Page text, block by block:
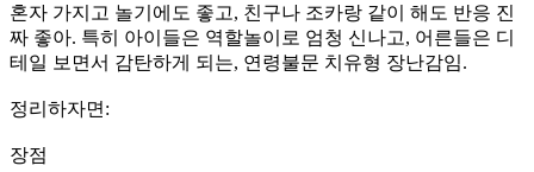
혼자 가지고 놀기에도 좋고, 친구나 조카랑 같이 해도 반응 진
짜 좋아. 특히 아이들은 역할놀이로 엄청 신나고, 어른들은 디
테일 보면서 감탄하게 되는, 연령불문 치유형 장난감임.
정리하자면:
장점